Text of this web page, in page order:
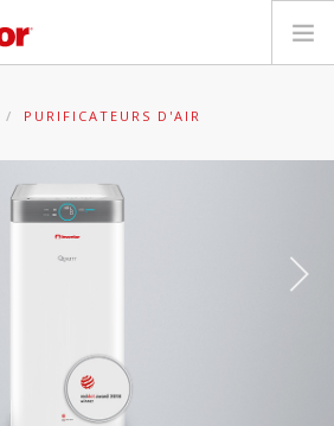
PURIFICATEURS D'AIR